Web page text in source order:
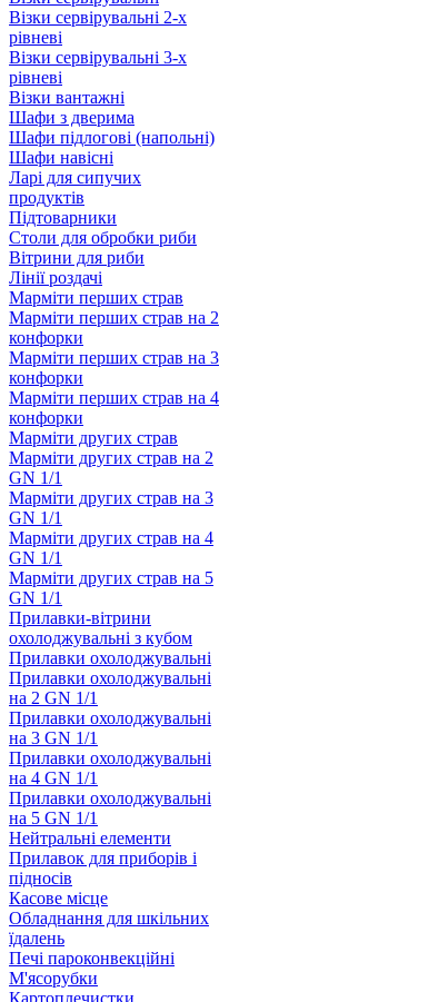
Візки сервірувальні 2-х
рівневі
Візки сервірувальні 3-х
рівневі
Візки вантажні
Шафи з дверима
Шафи підлогові (напольні)
Шафи навісні
Ларі для сипучих
продуктів
Підтоварники
Столи для обробки риби
Вітрини для риби
Лінії роздачі
Марміти перших страв
Марміти перших страв на 2
конфорки
Марміти перших страв на 3
конфорки
Марміти перших страв на 4
конфорки
Марміти других страв
Марміти других страв на 2
GN 1/1
Марміти других страв на 3
GN 1/1
Марміти других страв на 4
GN 1/1
Марміти других страв на 5
GN 1/1
Прилавки-вітрини
охолоджувальні з кубом
Прилавки охолоджувальні
Прилавки охолоджувальні
на 2 GN 1/1
Прилавки охолоджувальні
на 3 GN 1/1
Прилавки охолоджувальні
на 4 GN 1/1
Прилавки охолоджувальні
на 5 GN 1/1
Нейтральні елементи
Прилавок для приборів і
підносів
Касове місце
Обладнання для шкільних
їдалень
Печі пароконвекційні
М'ясорубки
Картоплечистки